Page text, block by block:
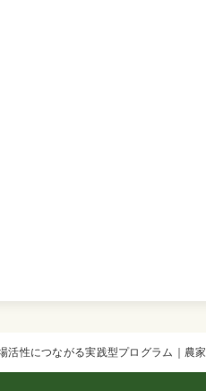
活性につながる実践型プログラム｜農